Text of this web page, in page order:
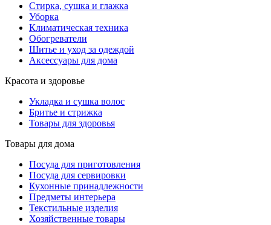
Стирка, сушка и глажка
Уборка
Климатическая техника
Обогреватели
Шитье и уход за одеждой
Аксессуары для дома
Красота и здоровье
Укладка и сушка волос
Бритье и стрижка
Товары для здоровья
Товары для дома
Посуда для приготовления
Посуда для сервировки
Кухонные принадлежности
Предметы интерьера
Текстильные изделия
Хозяйственные товары